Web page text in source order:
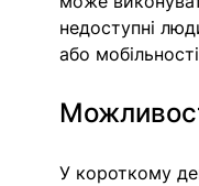
недоступні
або
У короткому